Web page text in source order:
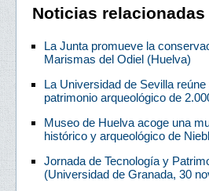
Noticias relacionadas
La Junta promueve la
Marismas del Odiel (Huelva)
La Universidad de Sevilla
patrimonio arqueológico de
Museo de Huelva acoge una
histórico y arqueológico de
Jornada de Tecnología y
(Universidad de Granada, 30